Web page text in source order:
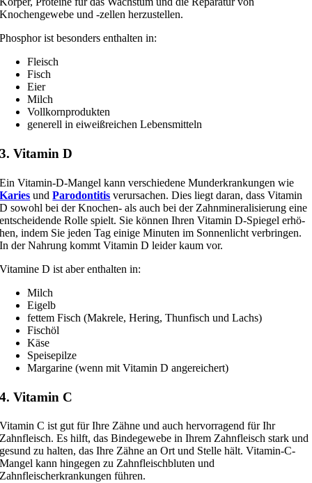
Knochengewebe und ‑zel­len herzustellen.
Phosphor ist beson­ders ent­hal­ten in:
Fleisch
Fisch
Eier
Milch
Vollkornprodukten
gene­rell in eiweiß­rei­chen Lebensmitteln
3. Vitamin D
Ein Vitamin-D-Mangel kann ver­schie­de­ne Munderkrankungen wie
Karies undParodontitis ver­ur­sa­chen. Dies liegt dar­an, dass Vitamin
D sowohl bei der Knochen- als auch bei der Zahnmineralisierung eine
ent­schei­den­de Rolle spielt. Sie kön­nen Ihren Vitamin D‑Spiegel erhö­
hen, indem Sie jeden Tag eini­ge Minuten im Sonnenlicht ver­brin­gen.
In der Nahrung kommt Vitamin D lei­der kaum vor.
Vitamine D ist aber ent­hal­ten in:
Milch
Eigelb
fet­tem Fisch (Makrele, Hering, Thunfisch und Lachs)
Fischöl
Käse
Speisepilze
Margarine (wenn mit Vitamin D angereichert)
4. Vitamin C
Vitamin C ist gut für Ihre Zähne und auch her­vor­ra­gend für Ihr
Zahnfleisch. Es hilft, das Bindegewebe in Ihrem Zahnfleisch stark und
gesund zu hal­ten, das Ihre Zähne an Ort und Stelle hält. Vitamin-C-
Mangel kann hin­ge­gen zu Zahnfleischbluten und
Zahnfleischerkrankungen führen.